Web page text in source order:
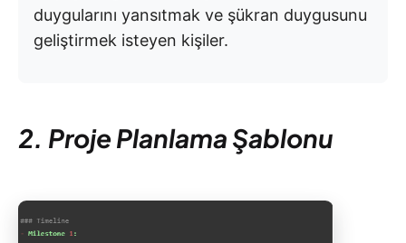
duygularını yansıtmak ve şükran duygusunu
geliştirmek isteyen kişiler.
2. Proje Planlama Şablonu